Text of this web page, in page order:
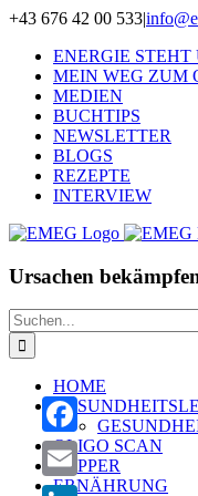
Zum
springen
+43 676 42 00 533|
ENERGIE STEHT
MEIN WEG ZUM
MEDIEN
BUCHTIPS
NEWSLETTER
BLOGS
REZEPTE
INTERVIEW
Ursachen
Suche
nach:
HOME
OLIGO SCAN
ZAPPER
ERNÄHRUNG
Facebook